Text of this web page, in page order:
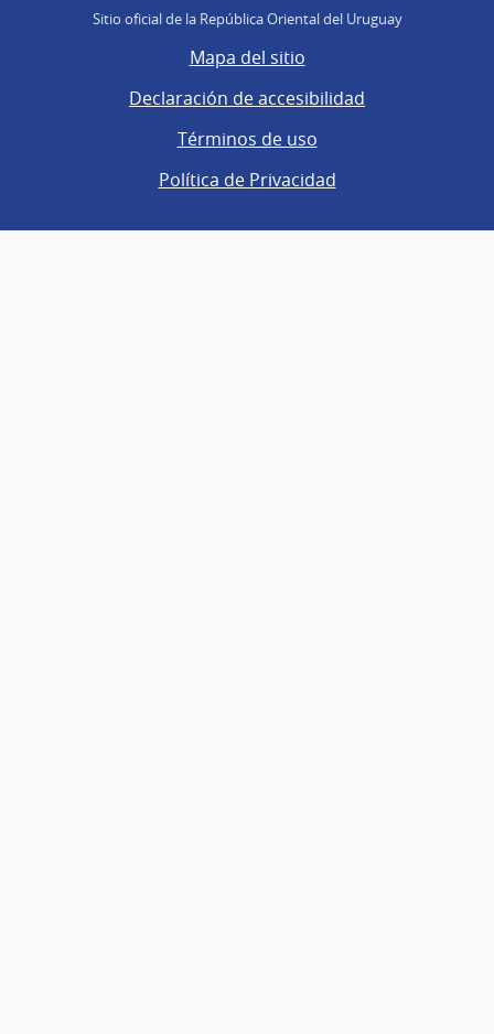
Sitio oficial de la República Oriental del Uruguay
Mapa del sitio
Declaración de accesibilidad
Términos de uso
Política de Privacidad